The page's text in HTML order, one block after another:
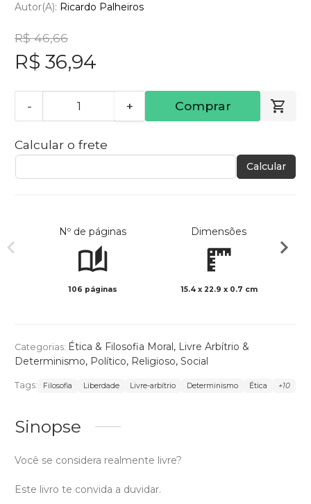
Autor(a): Ricardo Palheiros
R$ 46,66
R$ 36,94
- + Comprar
Calcular o frete
Calcular
Nº de páginas
106 páginas
Dimensões
15.4 x 22.9 x 0.7 cm
Categorias: Ética & Filosofia Moral, Livre Arbítrio &
Determinismo, Político, Religioso, Social
Tags: Filosofia Liberdade Livre-arbítrio Determinismo Ética +10
Sinopse
Você se considera realmente livre?
Este livro te convida a duvidar.